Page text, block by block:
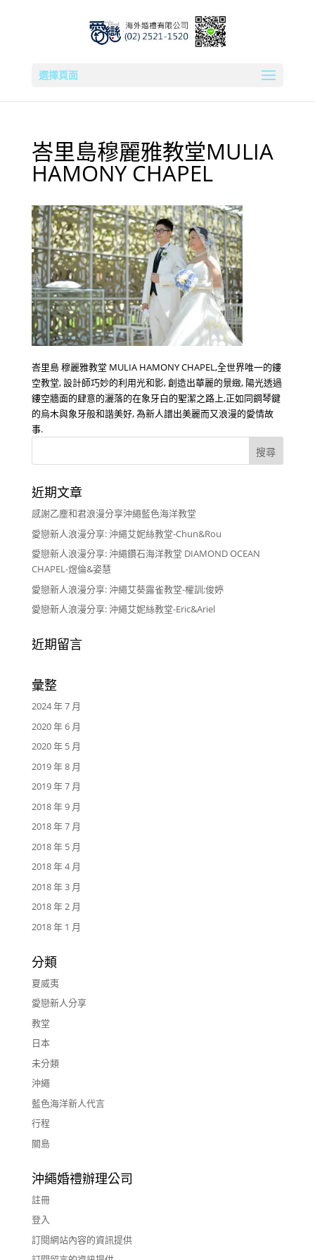
選擇頁面
峇里島穆麗雅教堂MULIA
HAMONY CHAPEL
峇里島 穆麗雅教堂 MULIA HAMONY CHAPEL,全世界唯一的鏤
空教堂, 設計師巧妙的利用光和影, 創造出華麗的景緻, 陽光透過
鏤空牆面的肆意的灑落的在象牙白的聖潔之路上,正如同鋼琴鍵
的烏木與象牙般和諧美好, 為新人譜出美麗而又浪漫的愛情故
事.
近期文章
感謝乙塵和君浪漫分享沖繩藍色海洋教堂
愛戀新人浪漫分享: 沖繩艾妮絲教堂-Chun&Rou
愛戀新人浪漫分享: 沖繩鑽石海洋教堂 DIAMOND OCEAN
CHAPEL-煜倫&姿慧
愛戀新人浪漫分享: 沖繩艾葵露雀教堂-權訓;俊婷
愛戀新人浪漫分享: 沖繩艾妮絲教堂-Eric&Ariel
近期留言
彙整
2024 年 7 月
2020 年 6 月
2020 年 5 月
2019 年 8 月
2019 年 7 月
2018 年 9 月
2018 年 7 月
2018 年 5 月
2018 年 4 月
2018 年 3 月
2018 年 2 月
2018 年 1 月
分類
夏威夷
愛戀新人分享
教堂
日本
未分類
沖繩
藍色海洋新人代言
行程
關島
沖繩婚禮辦理公司
註冊
登入
訂閱網站內容的資訊提供